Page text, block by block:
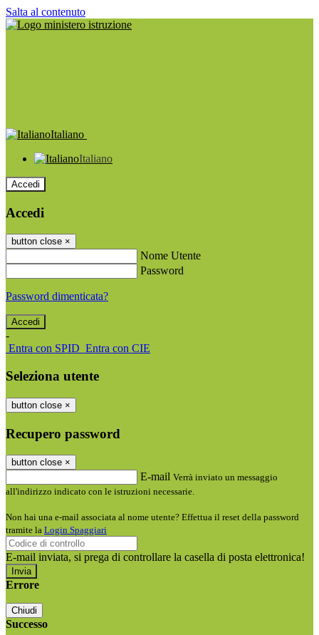
Salta al contenuto
Italiano
Italiano
Accedi
Accedi
button close ×
Nome Utente
Password
Password dimenticata?
-
Entra con SPID Entra con CIE
Seleziona utente
button close ×
Recupero password
button close ×
E-mail Verrà inviato un messaggio
all'indirizzo indicato con le istruzioni necessarie.
Non hai una e-mail associata al nome utente? Effettua il reset della password
tramite la Login Spaggiari
E-mail inviata, si prega di controllare la casella di posta elettronica!
Errore
Chiudi
Successo